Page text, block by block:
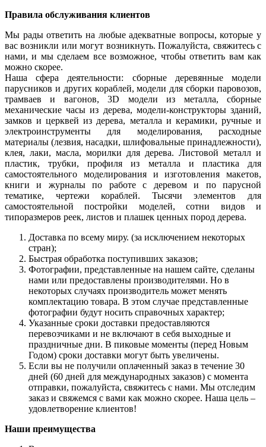
Правила обслуживания клиентов
Мы рады ответить на любые адекватные вопросы, которые у
вас возникли или могут возникнуть. Пожалуйста, свяжитесь с
нами, и мы сделаем все возможное, чтобы ответить вам как
можно скорее.
Наша сфера деятельности: сборные деревянные модели
парусников и других кораблей, модели для сборки паровозов,
трамваев и вагонов, 3D модели из металла, сборные
механические часы из дерева, модели-конструкторы зданий,
замков и церквей из дерева, металла и керамики, ручные и
электроинструменты для моделирования, расходные
материалы (лезвия, насадки, шлифовальные принадлежности),
клея, лаки, масла, морилки для дерева. Листовой металл и
пластик, трубки, профиля из металла и пластика для
самостоятельного моделирования и изготовления макетов,
книги и журналы по работе с деревом и по парусной
тематике, чертежи кораблей. Тысячи элементов для
самостоятельной постройки моделей, сотни видов и
типоразмеров реек, листов и плашек ценных пород дерева.
Доставка по всему миру. (за исключением некоторых
стран);
Быстрая обработка поступивших заказов;
Фотографии, представленные на нашем сайте, сделаны
нами или предоставлены производителями. Но в
некоторых случаях производитель может менять
комплектацию товара. В этом случае представленные
фотографии будут носить справочных характер;
Указанные сроки доставки предоставляются
перевозчиками и не включают в себя выходные и
праздничные дни. В пиковые моменты (перед Новым
Годом) сроки доставки могут быть увеличены.
Если вы не получили оплаченный заказ в течение 30
дней (60 дней для международных заказов) с момента
отправки, пожалуйста, свяжитесь с нами. Мы отследим
заказ и свяжемся с вами как можно скорее. Наша цель –
удовлетворение клиентов!
Наши преимущества